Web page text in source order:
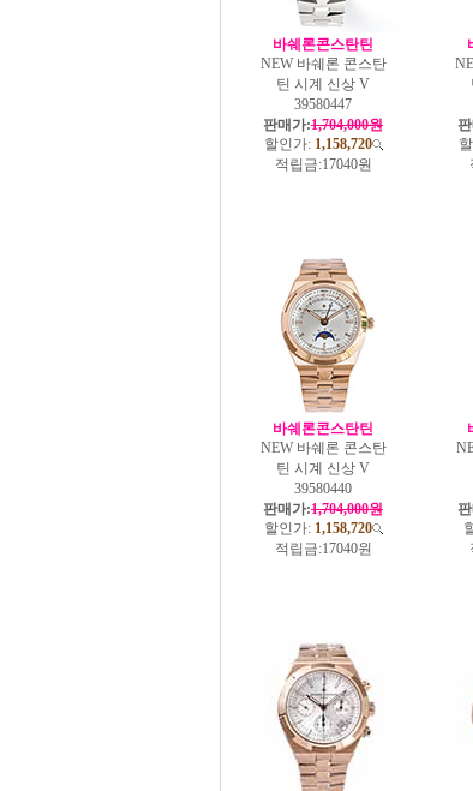
바쉐론콘스탄틴
NEW 바쉐론 콘스탄
틴 시계 신상 V
39580447
판매가:1,704,000원
할인가: 1,158,720
적립금:17040원
바쉐론콘스탄틴
NEW 바쉐론 콘스탄
틴 시계 신상 V
39580440
판매가:1,704,000원
할인가: 1,158,720
적립금:17040원